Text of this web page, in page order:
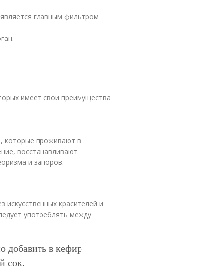
главным фильтром
имеет свои преимущества
которые проживают в
восстанавливают
и запоров.
искусственных красителей и
употреблять между
добавить в кефир
сок.